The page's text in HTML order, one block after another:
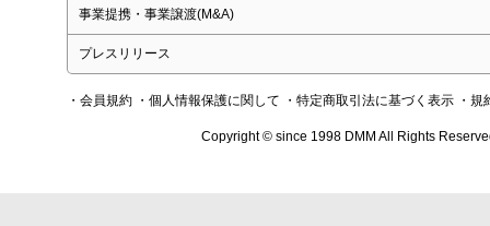
事業提携・事業譲渡(M&A)
プレスリリース
・会員規約 ・個人情報保護に関して ・特定商取引法に基づく表示 ・規
Copyright © since 1998 DMM All Rights